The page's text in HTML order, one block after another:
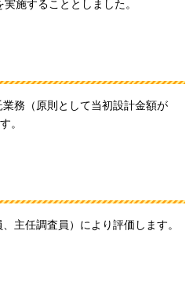
施することとしました。
務（原則として当初設計金額が
。
主任調査員）により評価します。